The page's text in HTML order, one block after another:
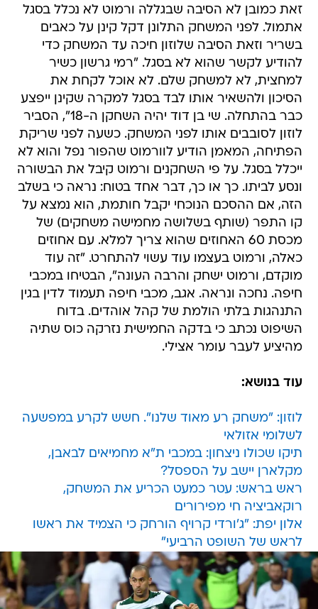
זאת כמובן לא הסיבה שבגללה ורמוט לא נכלל בסגל
אתמול. לפני המשחק התלונן דקל קינן על כאבים
בשריר וזאת הסיבה שלוזון חיכה עד המשחק כדי
להודיע לקשר שהוא לא בסגל. "רמי גרשון כשיר
למחצית, לא למשחק שלם. לא אוכל לקחת את
הסיכון ולהשאיר אותו לבד בסגל למקרה שקינן ייפצע
כבר בהתחלה. שי בן דוד יהיה השחקן ה-18", הסביר
לוזון לסובבים אותו לפני המשחק. כשעה לפני שריקת
הפתיחה, המאמן הודיע לוורמוט שהפור נפל והוא לא
ייכלל בסגל. על פי השחקנים ורמוט קיבל את הבשורה
ונסע לביתו. כך או כך, דבר אחד בטוח: נראה כי בשלב
הזה, אם ההסכם הנוכחי יקבל חותמת, הוא נמצא על
קו התפר (שותף בשלושה מחמישה משחקים) של
מכסת 60 האחוזים שהוא צריך למלא. עם אחוזים
כאלה, ורמוט בעצמו עוד עשוי להתחרט. "זה עוד
מוקדם, ורמוט ישחק והרבה העונה", הבטיחו במכבי
חיפה. נחכה ונראה. אגב, מכבי חיפה תעמוד לדין בגין
התנהגות בלתי הולמת של קהל אוהדים. בדוח
השיפוט נכתב כי בדקה החמישית נזרקה כוס שתיה
מהיציע לעבר עומר אצילי.
עוד בנושא:
לוזון: "משחק רע מאוד שלנו". חשש לקרע במפשעה
לשלומי אזולאי
תיקו שכולו ניצחון: במכבי ת"א מחמיאים לבאבן,
מקלארן יישב על הספסל?
ראש בראש: עטר כמעט הכריע את המשחק,
רוקאביציה חי מפירורים
אלון יפת: "ג'ורדי קרויף הורחק כי הצמיד את ראשו
לראש של השופט הרביעי"